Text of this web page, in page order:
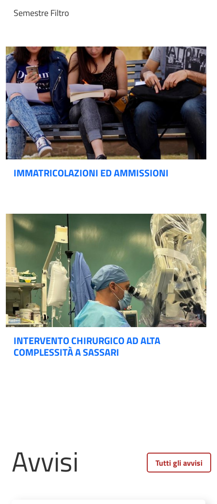
Semestre Filtro
IMMATRICOLAZIONI ED AMMISSIONI
INTERVENTO CHIRURGICO AD ALTA
COMPLESSITÀ A SASSARI
Avvisi Tutti gli avvisi